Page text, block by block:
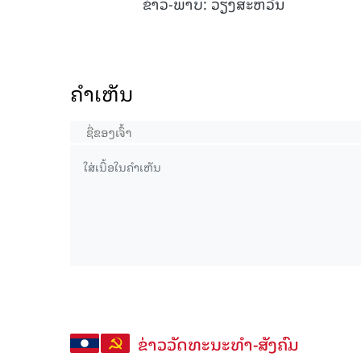
ຄໍາເຫັນ
ຂ່າວວັດທະນະທຳ-ສັງຄົມ